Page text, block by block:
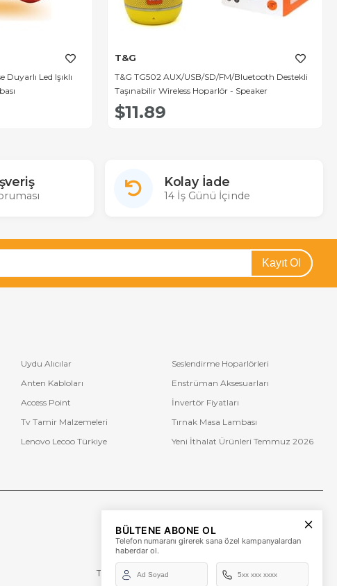
Led Işıklı
T&G
T&G TG502 AUX/USB/SD/FM/Bluetooth Destekli
Taşınabilir Wireless Hoparlör - Speaker
$11.89
Kolay İade
14 İş Günü İçinde
Kayıt Ol
Uydu Alıcılar
Seslendirme Hoparlörleri
Anten Kabloları
Enstrüman Aksesuarları
Access Point
İnvertör Fiyatları
Tv Tamir Malzemeleri
Tırnak Masa Lambası
Lenovo Lecoo Türkiye Yeni İthalat Ürünleri Temmuz 2026
+90 (850) 473 08 08
Tevfik Bey Mah. Dr. Ali Demir Cd. No:51 Kat:2 Kobi İş
Merkezi
BÜLTENE ABONE OL
Telefon numaranı girerek sana özel kampanyalardan
haberdar ol.